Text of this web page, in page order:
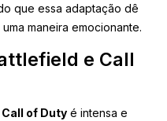
que essa adaptação dê
maneira emocionante.
e Call
Call of Duty é intensa e